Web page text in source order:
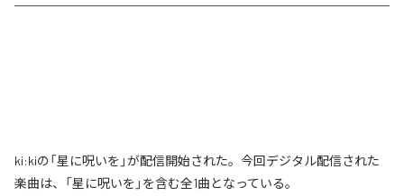
ki:kiの「星に呪いを」が配信開始された。今回デジタル配信された
楽曲は、「星に呪いを」を含む全1曲となっている。